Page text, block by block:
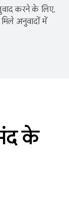
करने के लिए,
अनुवादों में
के